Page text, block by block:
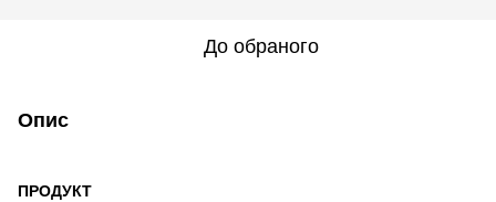
До обраного
Опис
ПРОДУКТ